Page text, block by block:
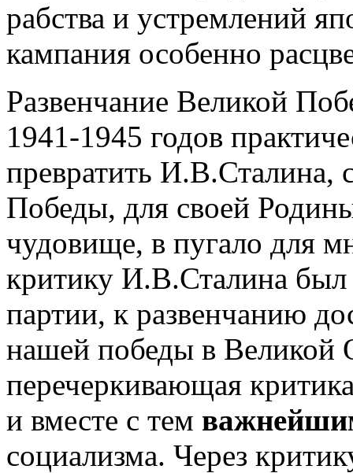
рабства и устремлений
кампания особенно
Развенчание Великой
1941-1945 годов
превратить И.В.Сталина,
Победы, для своей
чудовище, в пугало для
критику И.В.Сталина был
партии, к развенчанию
нашей победы в Великой
перечеркивающая
и вместе с тем
социализма. Через